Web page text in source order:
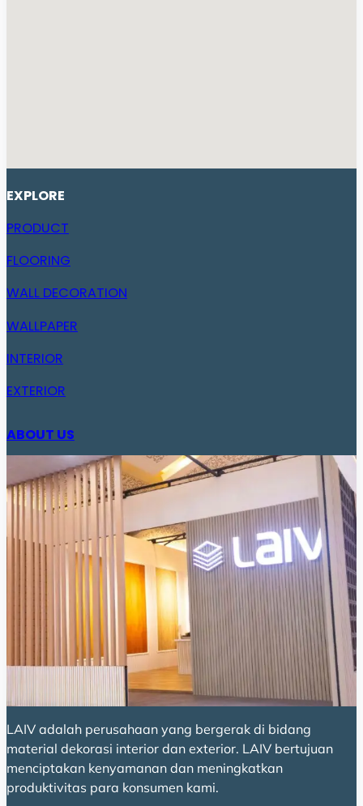
EXPLORE
PRODUCT
FLOORING
WALL DECORATION
WALLPAPER
INTERIOR
EXTERIOR
ABOUT US
LAIV adalah perusahaan yang bergerak di bidang
material dekorasi interior dan exterior. LAIV bertujuan
menciptakan kenyamanan dan meningkatkan
produktivitas para konsumen kami.